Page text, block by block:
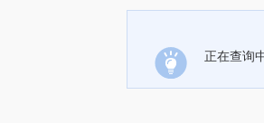
正在查询